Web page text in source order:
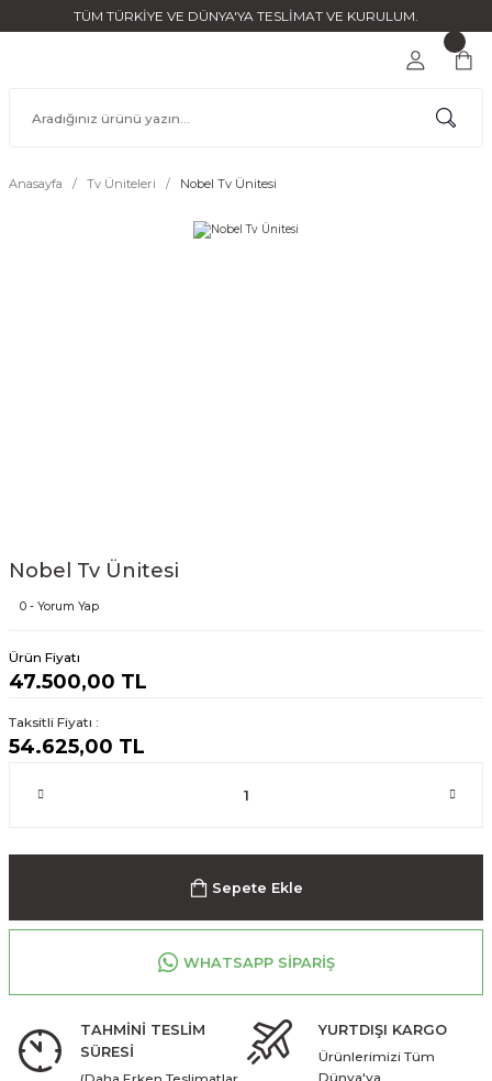
TÜM TÜRKİYE VE DÜNYA'YA TESLİMAT VE KURULUM.
Anasayfa Tv Üniteleri Nobel Tv Ünitesi
Nobel Tv Ünitesi
0 - Yorum Yap
Ürün Fiyatı
47.500,00 TL
Taksitli Fiyatı :
54.625,00 TL
Sepete Ekle
WHATSAPP SİPARİŞ
TAHMİNİ TESLİM
SÜRESİ
YURTDIŞI KARGO
Ürünlerimizi Tüm
Dünya'ya